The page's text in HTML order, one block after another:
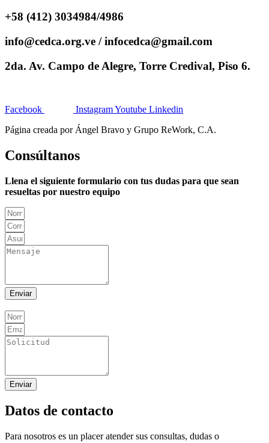
+58 (412) 3034984/4986
info@cedca.org.ve / infocedca@gmail.com
2da. Av. Campo de Alegre, Torre Credival, Piso 6.
Facebook InstagramYoutube Linkedin
Página creada por Ángel Bravo y Grupo ReWork, C.A.
Consúltanos
Llena el siguiente formulario con tus dudas para que sean
resueltas por nuestro equipo
Enviar
Enviar
Datos de contacto
Para nosotros es un placer atender sus consultas, dudas o